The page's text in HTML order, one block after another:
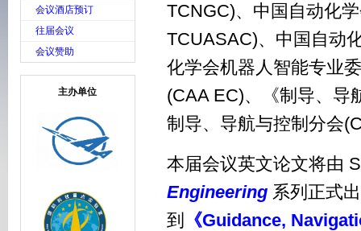
会议酒店预订
往届会议
会议赞助
主办单位
TCNGC)、 中国自动化
TCUASAC)、 中 国自动
化学会机器人智能专业
(CAA EC)、
《制导、
制导、导航与控制分会
本届会议英文论文将由
Engineering 系列正式
到
《Guidance,